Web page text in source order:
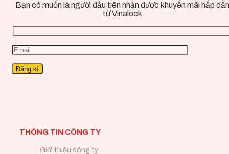
Bạn có muốn là người đầu tiên nhận được khuyến mãi hấp dẫn
từ Vinalock
THÔNG TIN CÔNG TY
Giới thiệu công ty